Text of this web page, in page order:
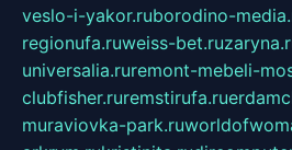
veslo-i-yakor.ruborodino-
regionufa.ruweiss-bet.ru
universalia.ruremont-mebeli-
clubfisher.ruremstirufa.ru
muraviovka-park.ru